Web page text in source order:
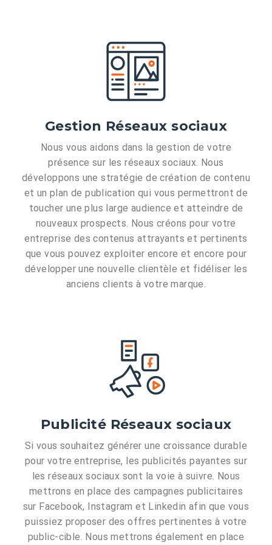
Gestion Réseaux sociaux
Nous vous aidons dans la gestion de votre
présence sur les réseaux sociaux. Nous
développons une stratégie de création de contenu
et un plan de publication qui vous permettront de
toucher une plus large audience et atteindre de
nouveaux prospects. Nous créons pour votre
entreprise des contenus attrayants et pertinents
que vous pouvez exploiter encore et encore pour
développer une nouvelle clientèle et fidéliser les
anciens clients à votre marque.
Publicité Réseaux sociaux
Si vous souhaitez générer une croissance durable
pour votre entreprise, les publicités payantes sur
les réseaux sociaux sont la voie à suivre. Nous
mettrons en place des campagnes publicitaires
sur Facebook, Instagram et Linkedin afin que vous
puissiez proposer des offres pertinentes à votre
public-cible. Nous mettrons également en place